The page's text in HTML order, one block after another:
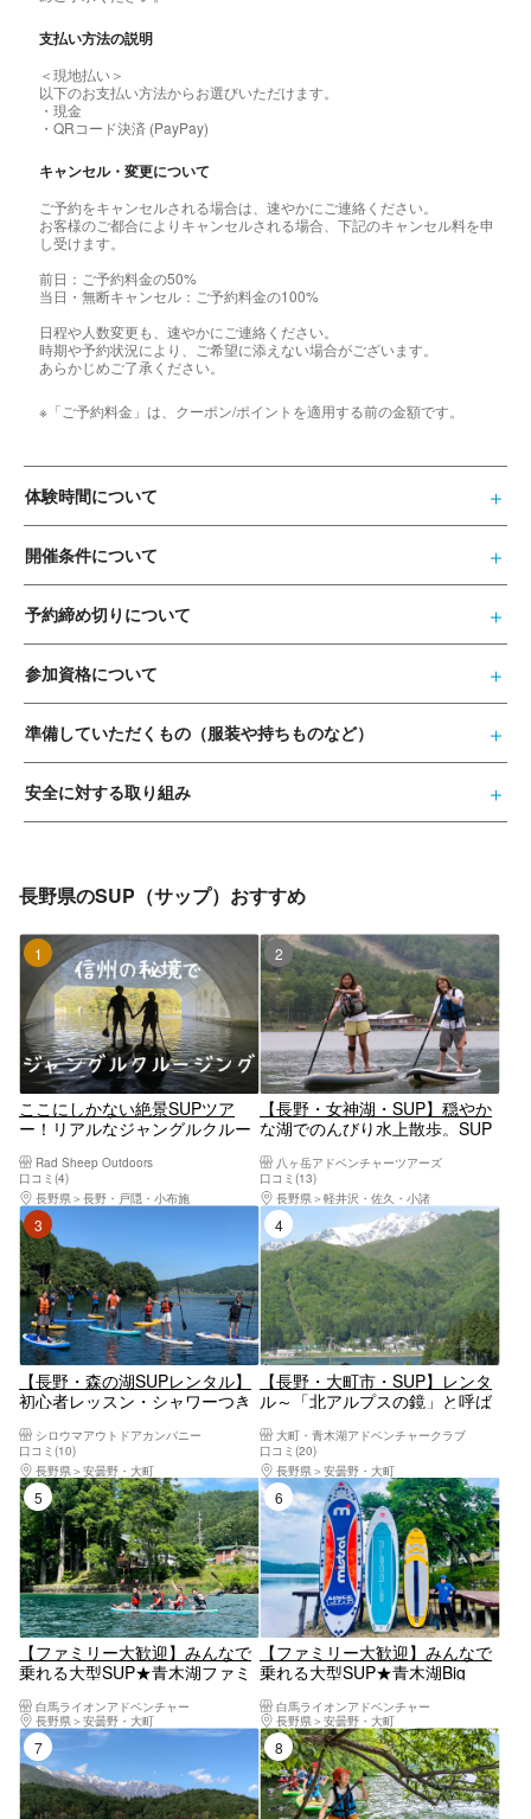
支払い方法の説明
＜現地払い＞
以下のお支払い方法からお選びいただけます。
・現金
・QRコード決済 (PayPay)
キャンセル・変更について
ご予約をキャンセルされる場合は、速やかにご連絡ください。
お客様のご都合によりキャンセルされる場合、下記のキャンセル料を申
し受けます。
前日：ご予約料金の50%
当日・無断キャンセル：ご予約料金の100%
日程や人数変更も、速やかにご連絡ください。
時期や予約状況により、ご希望に添えない場合がございます。
あらかじめご了承ください。
※「ご予約料金」は、クーポン/ポイントを適用する前の金額です。
体験時間について
開催条件について
予約締め切りについて
参加資格について
準備していただくもの（服装や持ちものなど）
安全に対する取り組み
長野県のSUP（サップ）おすすめ
1位
ここにしかない絶景SUPツア
ー！リアルなジャングルクルー
Rad Sheep Outdoors
口コミ(4)
長野県
長野・戸隠・小布施
2位
【長野・女神湖・SUP】穏やか
な湖でのんびり水上散歩。SUP
八ヶ岳アドベンチャーツアーズ
口コミ(13)
長野県
軽井沢・佐久・小諸
【長野・森の湖SUPレンタル】
初心者レッスン・シャワーつき
すめ！木崎湖で気軽にクルージ
ング♪
シロウマアウトドアカンパニー
口コミ(10)
長野県
安曇野・大町
4位
【長野・大町市・SUP】レンタ
ル～「北アルプスの鏡」と呼ば
大町・青木湖アドベンチャークラブ
口コミ(20)
長野県
安曇野・大町
5位
【ファミリー大歓迎】みんなで
乗れる大型SUP★青木湖ファミ
り】3歳から参加OK
白馬ライオンアドベンチャー
長野県
安曇野・大町
6位
【ファミリー大歓迎】みんなで
乗れる大型SUP★青木湖Big
可】3歳から参加OK
白馬ライオンアドベンチャー
長野県
安曇野・大町
7位 8位